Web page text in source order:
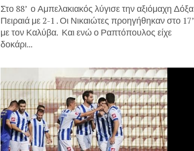
Στο 88’ ο Αμπελακιακός λύγισε την αξιόμαχη Δόξα
Πειραιά με 2-1 . Οι Νικαιώτες προηγήθηκαν στο 17’
με τον Καλύβα. Και ενώ ο Ραπτόπουλος είχε
δοκάρι...